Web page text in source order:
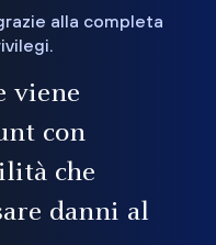
alla completa
viene
con
che
danni al